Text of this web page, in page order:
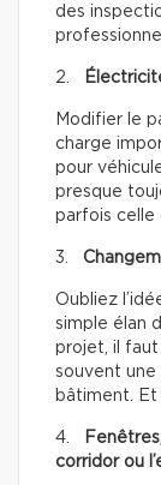
des
2.
Modifier le
charge
pour
presque
parfois celle
3.
Oubliez
simple élan
projet, il faut
souvent une
bâtiment. Et
4.
corridor ou